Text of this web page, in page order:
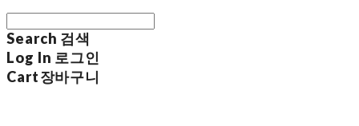
Search 검색
Log In 로그인
Cart장바구니